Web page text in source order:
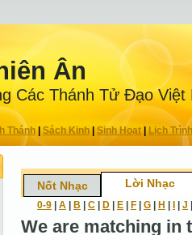
Ân
Các Thánh Tử Ðạo Việt
Thánh Sách Kinh|Sinh Hoạt| Lịch Trình
Nốt Nhạc Lời Nhạc
0-9 A B C D E F G H J
We are matching in